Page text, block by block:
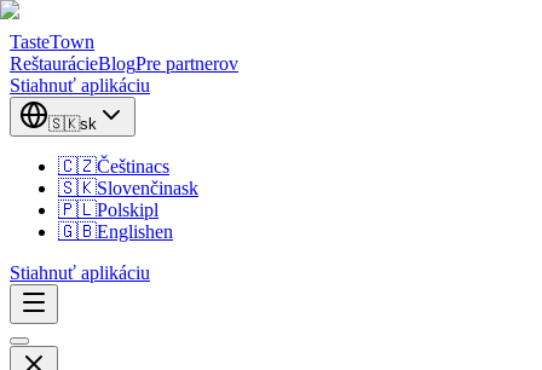
TasteTown
ReštaurácieBlogPre partnerov
Stiahnuť aplikáciu
🇸🇰sk
🇨🇿Češtinacs
🇸🇰Slovenčinask
🇵🇱Polskipl
🇬🇧Englishen
Stiahnuť aplikáciu